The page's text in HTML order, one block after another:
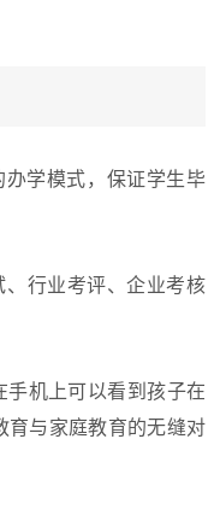
学模式，保证学生毕
行业考评、企业考核
机上可以看到孩子在
育与家庭教育的无缝对